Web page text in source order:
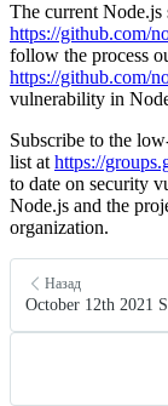
The current
https://github.com/
follow the process
https://github.com/
vulnerability in
Subscribe to the
list at https://
to date on security
Node.js and the
organization.
Назад
October 12th 2021